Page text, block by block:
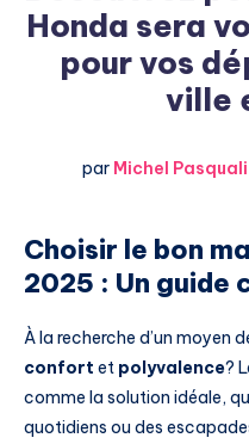
Honda sera
pour vos
ville
parMichel Pasquali
Choisir le bon
2025 : Un guide
À la recherche d’un moyen
confort et polyvalence?
comme la solution idéale,
quotidiens ou des